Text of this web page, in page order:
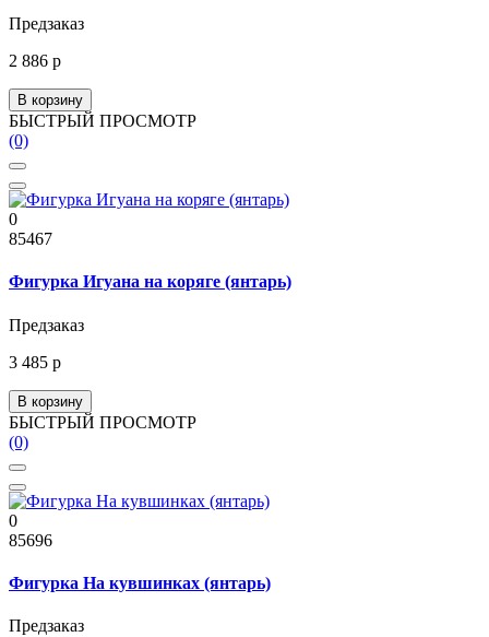
Предзаказ
2 886 р
В корзину
БЫСТРЫЙ ПРОСМОТР
(0)
0
85467
Фигурка Игуана на коряге (янтарь)
Предзаказ
3 485 р
В корзину
БЫСТРЫЙ ПРОСМОТР
(0)
0
85696
Фигурка На кувшинках (янтарь)
Предзаказ